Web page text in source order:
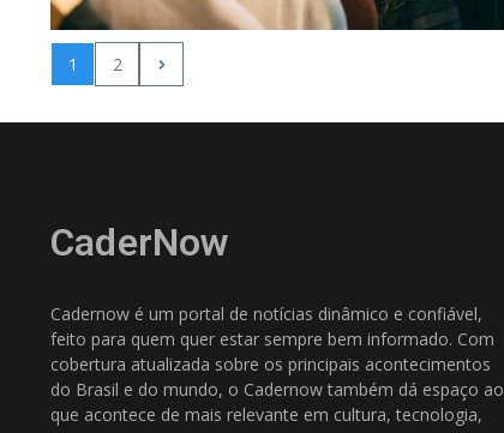
1 2
CaderNow
Cadernow é um portal de notícias dinâmico e confiável,
feito para quem quer estar sempre bem informado. Com
cobertura atualizada sobre os principais acontecimentos
do Brasil e do mundo, o Cadernow também dá espaço ao
que acontece de mais relevante em cultura, tecnologia,